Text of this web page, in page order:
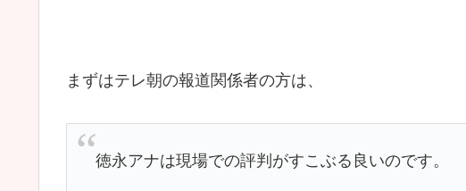
まずはテレ朝の報道関係者の方は、
徳永アナは現場での評判がすこぶる良いのです。